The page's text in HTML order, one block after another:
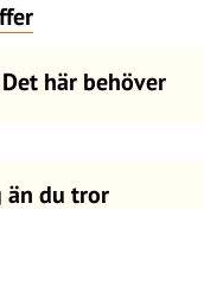
här behöver
än du tror